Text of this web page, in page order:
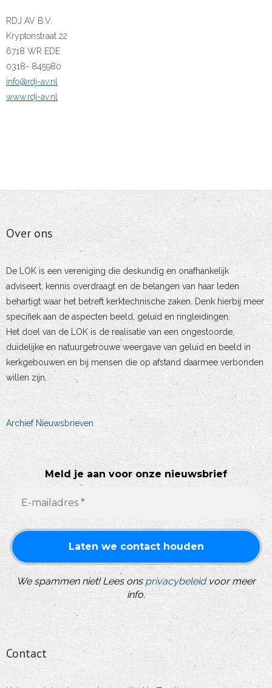
RDJ AV B.V.
Kryptonstraat 22
6718 WR EDE
0318- 845980
info@rdj-av.nl
www.rdj-av.nl
Over ons
De LOK is een vereniging die deskundig en onafhankelijk
adviseert, kennis overdraagt en de belangen van haar leden
behartigt waar het betreft kerktechnische zaken. Denk hierbij meer
specifiek aan de aspecten beeld, geluid en ringleidingen.
Het doel van de LOK is de realisatie van een ongestoorde,
duidelijke en natuurgetrouwe weergave van geluid en beeld in
kerkgebouwen en bij mensen die op afstand daarmee verbonden
willen zijn.
Archief Nieuwsbrieven
Meld je aan voor onze nieuwsbrief
We spammen niet! Lees ons privacybeleidvoor meer
info.
Contact